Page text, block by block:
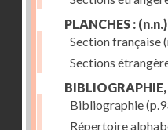
PLANCHES : (n.n.)
Section française
Sections
BIBLIOGRAPHIE,
Bibliographie
Répertoire